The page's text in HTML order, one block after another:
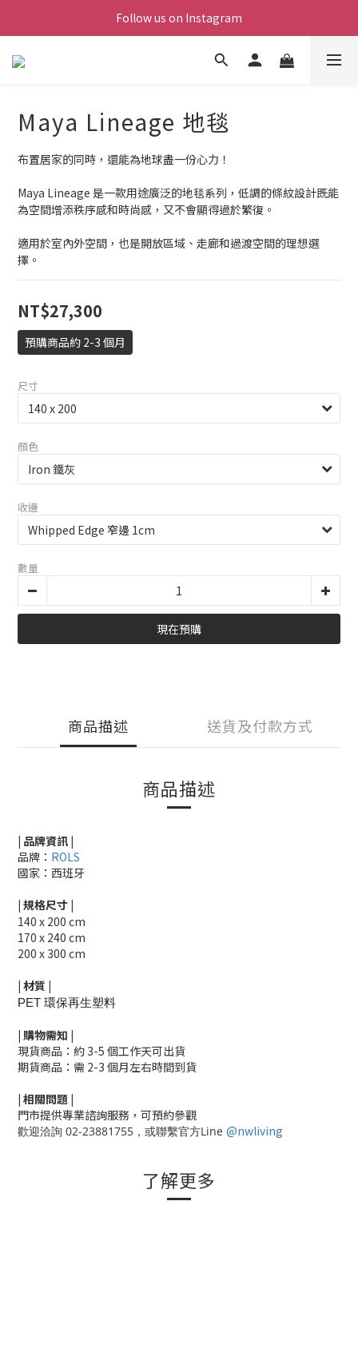
Follow us on Instagram
Maya Lineage 地毯
布置居家的同時，還能為地球盡一份心力！
Maya Lineage 是一款用途廣泛的地毯系列，低調的條紋設計既能
為空間增添秩序感和時尚感，又不會顯得過於繁復。
適用於室內外空間，也是開放區域、走廊和過渡空間的理想選
擇。
NT$27,300
預購商品約 2-3 個月
尺寸
顏色
收邊
數量
現在預購
商品描述 送貨及付款方式
商品描述
| 品牌資訊 |
品牌： ROLS
國家：西班牙
| 規格尺寸 |
140 x 200 cm
170 x 240 cm
200 x 300 cm
| 材質 |
PET 環保再生塑料
| 購物需知 |
現貨商品：約 3-5 個工作天可出貨
期貨商品：需 2-3 個月左右時間到貨
| 相關問題 |
門市提供專業諮詢服務，可預約參觀
歡迎洽詢 02-23881755，或聯繫官方Line @nwliving
了解更多